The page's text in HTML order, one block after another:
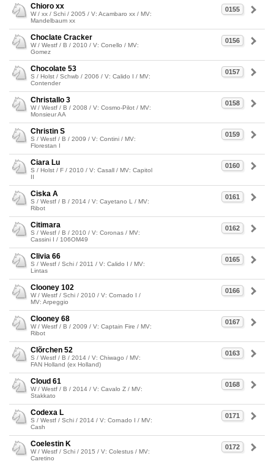
0155
Chioro xx
W / xx / Schi / 2005 / V: Acambaro xx / MV:
Mandelbaum xx
0156
Choclate Cracker
W / Westf / B / 2010 / V: Conello / MV:
Gomez
0157
Chocolate 53
S / Holst / Schwb / 2006 / V: Calido I / MV:
Contender
0158
Christallo 3
W / Westf / B / 2008 / V: Cosmo-Pilot / MV:
Monsieur AA
0159
Christin S
S / Westf / B / 2009 / V: Contini / MV:
Florestan I
0160
Ciara Lu
S / Holst / F / 2010 / V: Casall / MV: Capitol
II
0161
Ciska A
S / Westf / B / 2014 / V: Cayetano L / MV:
Ribot
0162
Citimara
S / Westf / B / 2010 / V: Coronas / MV:
Cassini I / 106OM49
0165
Clivia 66
S / Westf / Schi / 2011 / V: Calido I / MV:
Lintas
0166
Clooney 102
W / Westf / Schi / 2010 / V: Cornado I /
MV: Arpeggio
0167
Clooney 68
W / Westf / B / 2009 / V: Captain Fire / MV:
Ribot
0163
Clõrchen 52
S / Westf / B / 2014 / V: Chiwago / MV:
FAN Holland (ex Holland)
0168
Cloud 61
W / Westf / B / 2014 / V: Cavalo Z / MV:
Stakkato
0171
Codexa L
S / Westf / Schi / 2014 / V: Cornado I / MV:
Cash
0172
Coelestin K
W / Westf / Schi / 2015 / V: Colestus / MV:
Caretino